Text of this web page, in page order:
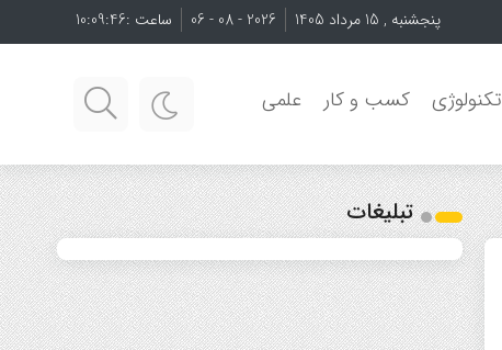
پنجشنبه , 15 مرداد 1405 2026 - 08 - 06 ساعت :10:09:46
تکنولوژی کسب و کار علمی
تبلیغات